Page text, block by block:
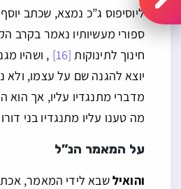
ליוסיפוס ג”כ נמצא, שכתב
ספורי מעשיותיו נאמר בקרב
חינוך לתינוקות[16]
, ושהיו
יוצא להגנה שם על עצמו, ולא
מדברי מתנגדיו עליו, אך הוא
מה טענו עליו מתנגדיו בני
על המאמר הנ”ל
והואילשבא לידי המאמר,